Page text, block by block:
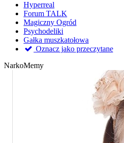
Hyperreal
Forum TALK
Magiczny Ogród
Psychodeliki
Gałka muszkatołowa
Oznacz jako przeczytane
NarkoMemy